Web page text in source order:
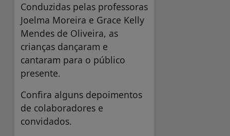
Conduzidas pelas professoras
Joelma Moreira e Grace Kelly
Mendes de Oliveira, as
crianças dançaram e
cantaram para o público
presente.
Confira alguns depoimentos
de colaboradores e
convidados.